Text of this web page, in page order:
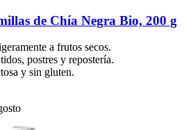
de Chía Negra Bio, 200 g
a frutos secos.
postres y repostería.
y sin gluten.